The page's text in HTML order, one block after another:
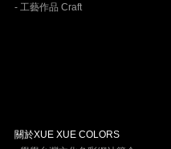
- 工藝作品 Craft
關於XUE XUE COLORS